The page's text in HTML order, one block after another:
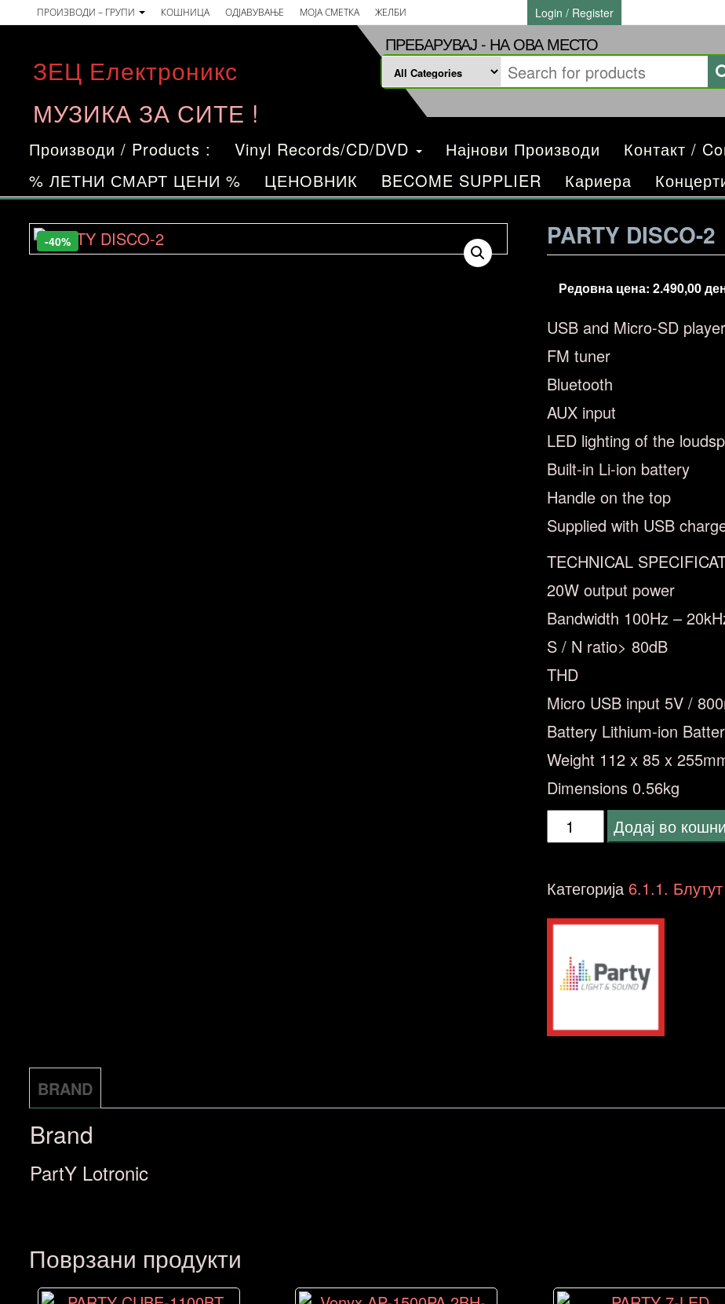
to
content
ПРОИЗВОДИ – ГРУПИ КОШНИЦА ОДЈАВУВАЊЕ МОЈА СМЕТКА ЖЕЛБИ Login / Register
ЗЕЦ Електроникс
МУЗИКА ЗА СИТЕ !
ПРЕБАРУВАЈ - НА ОВА МЕСТО
Производи / Products : Vinyl Records/CD/DVD Најнови Производи Контакт /
% ЛЕТНИ СМАРТ ЦЕНИ %
ЦЕНОВНИК BECOME SUPPLIER Кариера
-40% PARTY DISCO-2
Редовна цена:2.490,00
USB and Micro-SD
FM tuner
Bluetooth
AUX input
LED lighting of the
Built-in Li-ion battery
Handle on the top
Supplied with USB
TECHNICAL
20W output power
Bandwidth 100Hz –
S / N ratio> 80dB
THD
Micro USB input 5V /
Battery Lithium-ion
Weight 112 x 85 x
Dimensions 0.56kg
PARTY
2
Додај во
Категорија6.1.1.
BRAND
Brand
PartY Lotronic
Поврзани продукти